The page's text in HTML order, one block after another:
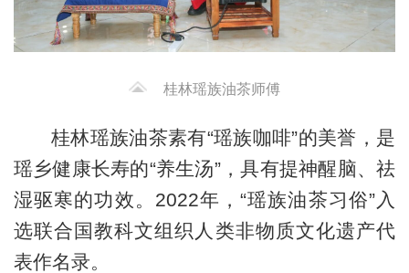
桂林瑶族油茶师傅
桂林瑶族油茶素有“瑶族咖啡”的美誉，是
瑶乡健康长寿的“养生汤”，具有提神醒脑、祛
湿驱寒的功效。2022年，“瑶族油茶习俗”入
选联合国教科文组织人类非物质文化遗产代
表作名录。